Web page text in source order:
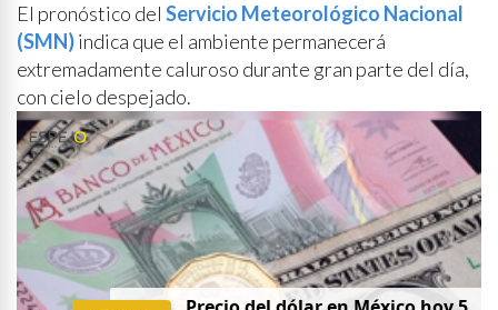
El pronóstico del Servicio Meteorológico Nacional
(SMN)indica que el ambiente permanecerá
extremadamente caluroso durante gran parte del día,
con cielo despejado.